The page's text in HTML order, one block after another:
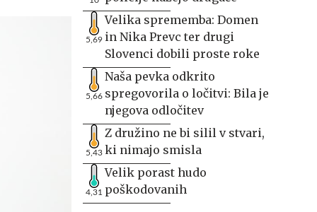
5,69
Velika sprememba: Domen
in Nika Prevc ter drugi
Slovenci dobili proste roke
5,66
Naša pevka odkrito
spregovorila o ločitvi: Bila je
njegova odločitev
5,43
Z družino ne bi silil v stvari,
ki nimajo smisla
4,31
Velik porast hudo
poškodovanih